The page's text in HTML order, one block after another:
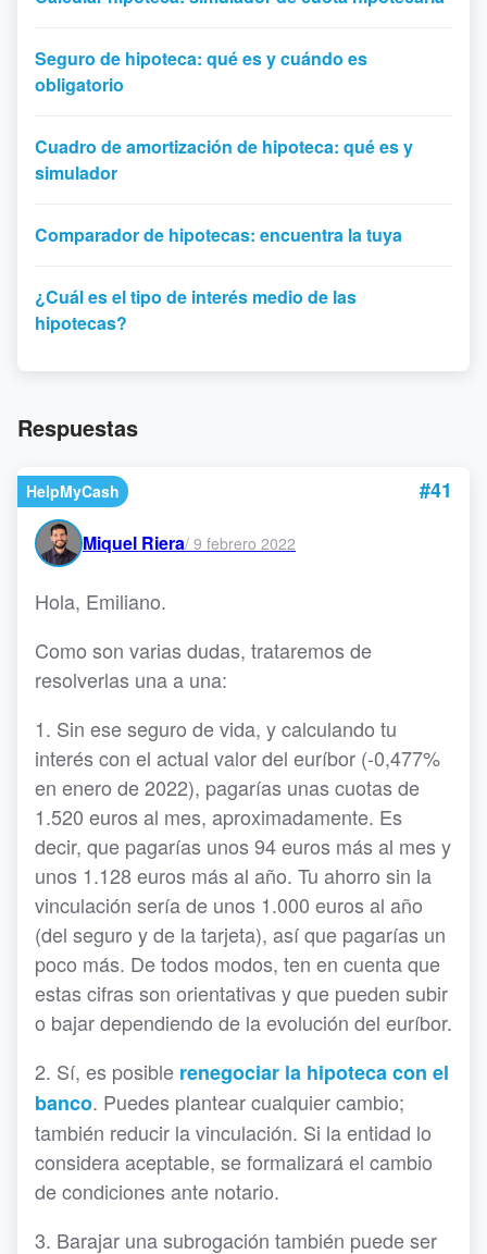
Seguro de hipoteca: qué es y cuándo es
obligatorio
Cuadro de amortización de hipoteca: qué es y
simulador
Comparador de hipotecas: encuentra la tuya
¿Cuál es el tipo de interés medio de las
hipotecas?
Respuestas
HelpMyCash #41
Miquel Riera/ 9 febrero 2022
Hola, Emiliano.
Como son varias dudas, trataremos de
resolverlas una a una:
1. Sin ese seguro de vida, y calculando tu
interés con el actual valor del euríbor (-0,477%
en enero de 2022), pagarías unas cuotas de
1.520 euros al mes, aproximadamente. Es
decir, que pagarías unos 94 euros más al mes y
unos 1.128 euros más al año. Tu ahorro sin la
vinculación sería de unos 1.000 euros al año
(del seguro y de la tarjeta), así que pagarías un
poco más. De todos modos, ten en cuenta que
estas cifras son orientativas y que pueden subir
o bajar dependiendo de la evolución del euríbor.
2. Sí, es posible renegociar la hipoteca con el
banco. Puedes plantear cualquier cambio;
también reducir la vinculación. Si la entidad lo
considera aceptable, se formalizará el cambio
de condiciones ante notario.
3. Barajar una subrogación también puede ser